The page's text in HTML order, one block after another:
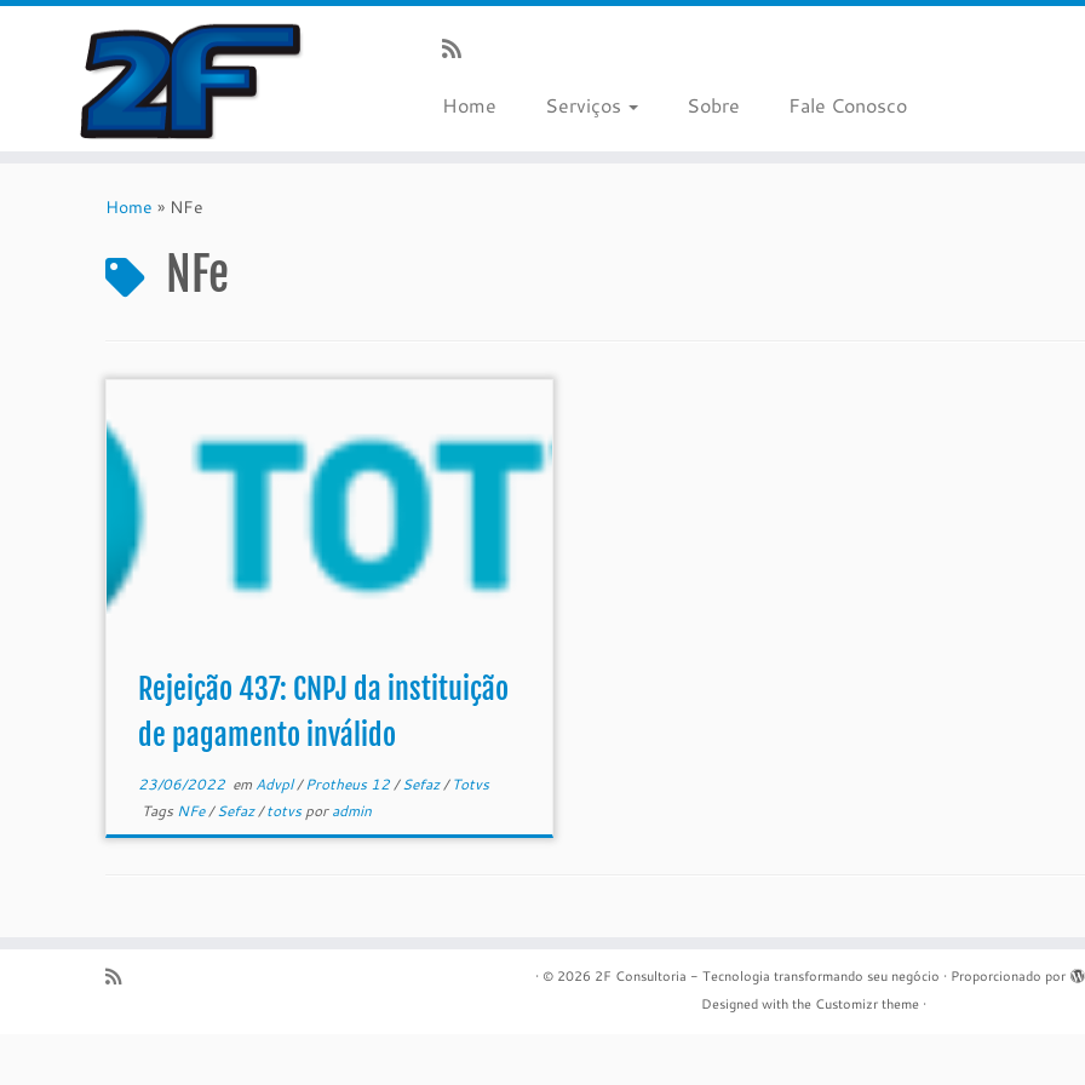
Home Serviços Sobre Fale Conosco
Home » NFe
NFe
Rejeição 437: CNPJ da instituição
de pagamento inválido
23/06/2022em Advpl/Protheus 12/Sefaz/Totvs
Tags NFe/Sefaz/totvsporadmin
· © 2026 2F Consultoria - Tecnologia transformando seu negócio · Proporcionado por
Designed with the Customizr theme ·